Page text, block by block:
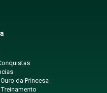
da Princesa